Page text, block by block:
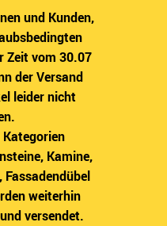
und Kunden,
Zeit vom 30.07
der Versand
leider nicht
Kamine,
weiterhin
versendet.